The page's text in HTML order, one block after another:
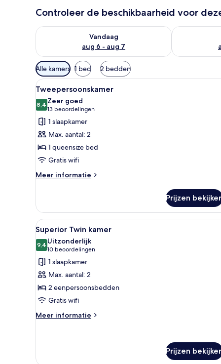
Controleer de beschikbaarheid voor
Vandaag
aug 6 - aug 7
De beschikbaarheid controleren voor vanavond aug
De
Beschikbare
filters
voor
kamers
Alle kamers 1 bed 2 bedden
Alle
foto's
voor
Tweepersoonskamer
laden
Een netjes opgemaakt bed
5
Tweepersoonskamer
8,48,4 van 10
Zeer goed
13 beoordelingen
(13
beoordelingen)
1 slaapkamer
Max. aantal: 2
1 queensize bed
Gratis wifi
Meer informatie
Meer
Prijzen
Alle
foto's
voor
Superior
Twin
kamer
laden
Hotelkamer met een bed,
3
Superior Twin kamer
9,49,4 van 10
Uitzonderlijk
10 beoordelingen
(10
beoordelingen)
1 slaapkamer
Max. aantal: 2
2 eenpersoonsbedden
Gratis wifi
Meer informatie
Meer
kamer
Prijzen